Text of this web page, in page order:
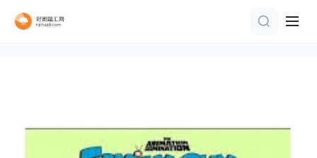
第11集完结
第17集完结
第20集
全集完结
更新至高清
连载中 连载到19集
更新至07集
第1集
第20集完结
更新至04集